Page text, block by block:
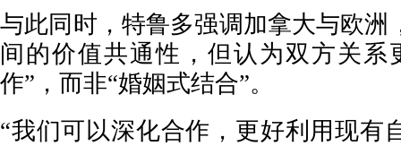
与此同时，特鲁多强调加拿大与欧洲
间的价值共通性，但认为双方关系
作”，而非“婚姻式结合”。
“我们可以深化合作，更好利用现有